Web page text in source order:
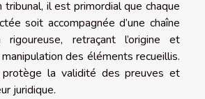
tribunal, il est primordial que chaque
soit accompagnée d’une chaîne
rigoureuse, retraçant l’origine et
des éléments recueillis.
la validité des preuves et
juridique.